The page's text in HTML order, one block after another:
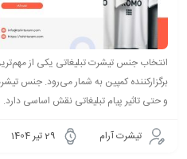
انتخاب جنس تیشرت تبلیغاتی یکی از
برگزارکننده کمپین به شمار می‌رود. جنس
و حتی تاثیر پیام تبلیغاتی نقش اساسی
تیشرت آرام 29 تیر 1404